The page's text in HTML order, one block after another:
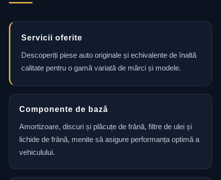
Servicii oferite
Descoperiți piese auto originale și echivalente de înaltă
calitate pentru o gamă variată de mărci și modele.
Componente de bază
Amortizoare, discuri și plăcuțe de frână, filtre de ulei și
lichide de frână, menite să asigure performanța optimă a
vehiculului.